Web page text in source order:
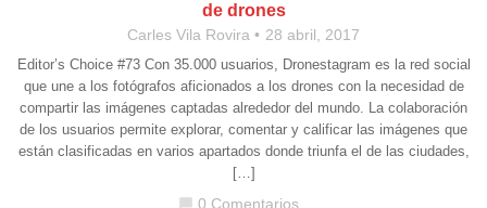
de drones
Carles Vila Rovira 28 abril, 2017
Editor’s Choice #73 Con 35.000 usuarios, Dronestagram es la red social
que une a los fotógrafos aficionados a los drones con la necesidad de
compartir las imágenes captadas alrededor del mundo. La colaboración
de los usuarios permite explorar, comentar y calificar las imágenes que
están clasificadas en varios apartados donde triunfa el de las ciudades,
[…]
chat_bubble 0 Comentarios